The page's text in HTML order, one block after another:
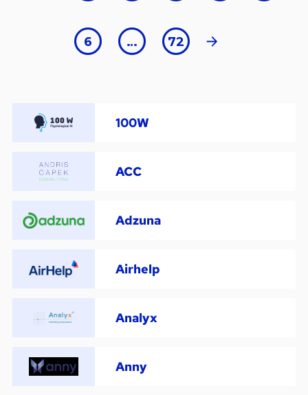
6 … 72
100W
ACC
Adzuna
Airhelp
Analyx
Anny